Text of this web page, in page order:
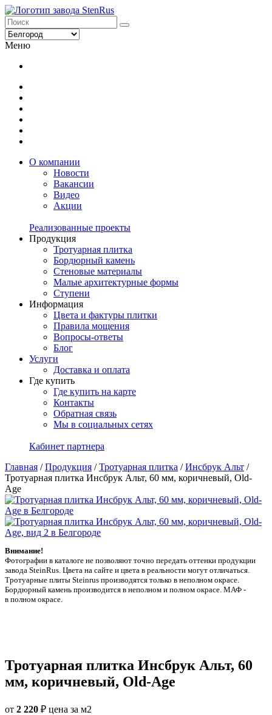
Меню
О компании
Новости
Вакансии
Видео
Акции
Реализованные проекты
Продукция
Тротуарная плитка
Бордюрный камень
Стеновые материалы
Малые архитектурные формы
Ступени
Информация
Цвета и фактуры плитки
Правила мощения
Вопросы-ответы
Блог
Услуги
Доставка и оплата
Где купить
Где купить на карте
Контакты
Обратная связь
Мы в социальных сетях
Кабинет партнера
Главная /Продукция /Тротуарная плитка /Инсбрук Альт /
Тротуарная плитка Инсбрук Альт, 60 мм, коричневый, Old-
Age
Внимание!
Фотографии в каталоге не позволяют точно передать оттенки продукции
заводa SteinRus. Цвета на сайте и цвета в реальности могут отличаться.
Тротуарные плиты Steinrus производятся только в неполном окрасе.
Бордюрный камень производится в неполном и полном окрасе. МАФ -
в полном окрасе.
Тротуарная плитка Инсбрук Альт, 60
мм, коричневый, Old-Age
от 2 220 ₽ цена за м2